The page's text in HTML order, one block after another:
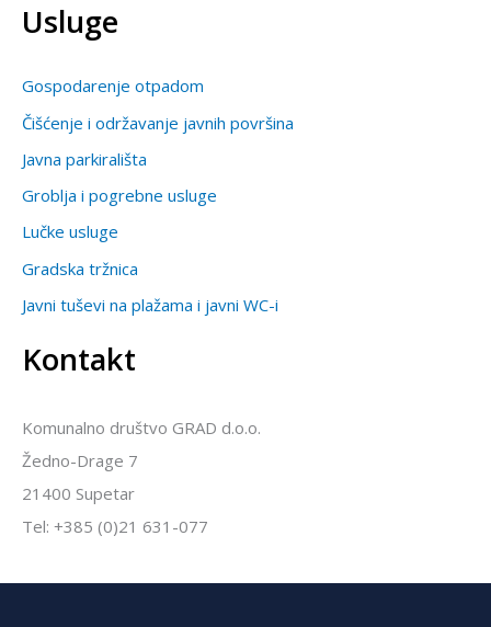
Usluge
Gospodarenje otpadom
Čišćenje i održavanje javnih površina
Javna parkirališta
Groblja i pogrebne usluge
Lučke usluge
Gradska tržnica
Javni tuševi na plažama i javni WC-i
Kontakt
Komunalno društvo GRAD d.o.o.
Žedno-Drage 7
21400 Supetar
Tel: +385 (0)21 631-077